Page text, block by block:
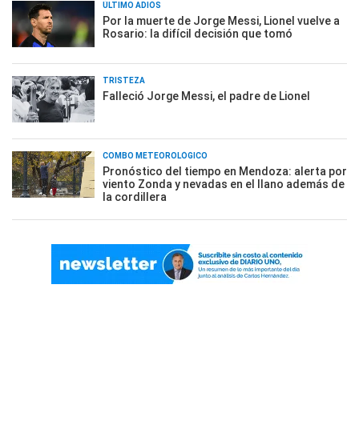
ÚLTIMO ADIÓS
Por la muerte de Jorge Messi, Lionel vuelve a
Rosario: la difícil decisión que tomó
TRISTEZA
Falleció Jorge Messi, el padre de Lionel
COMBO METEOROLÓGICO
Pronóstico del tiempo en Mendoza: alerta por
viento Zonda y nevadas en el llano además de
la cordillera